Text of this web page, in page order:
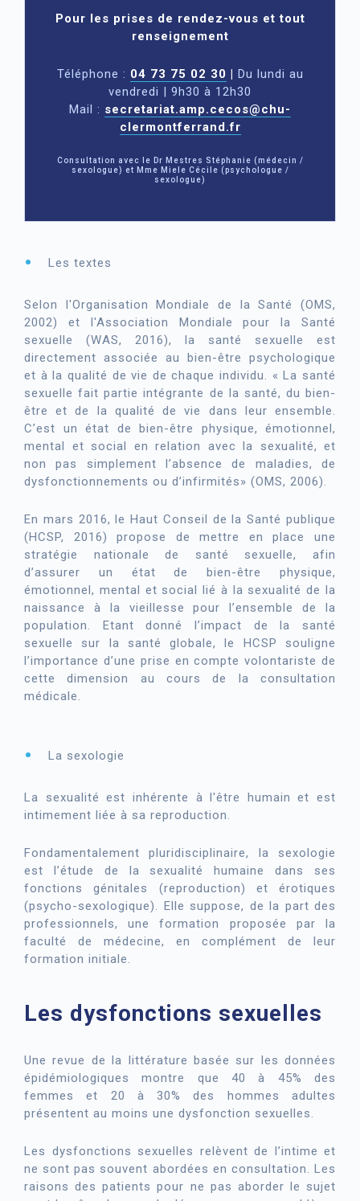
Pour les prises de rendez-vous et tout
renseignement
Téléphone : 04 73 75 02 30 | Du lundi au
vendredi | 9h30 à 12h30
Mail : secretariat.amp.cecos@chu-
clermontferrand.fr
Consultation avec le Dr Mestres Stéphanie (médecin /
sexologue) et Mme Miele Cécile (psychologue /
sexologue)
Les textes
Selon l'Organisation Mondiale de la Santé (OMS,
2002) et l'Association Mondiale pour la Santé
sexuelle (WAS, 2016), la santé sexuelle est
directement associée au bien-être psychologique
et à la qualité de vie de chaque individu. « La santé
sexuelle fait partie intégrante de la santé, du bien-
être et de la qualité de vie dans leur ensemble.
C’est un état de bien-être physique, émotionnel,
mental et social en relation avec la sexualité, et
non pas simplement l’absence de maladies, de
dysfonctionnements ou d’infirmités» (OMS, 2006).
En mars 2016, le Haut Conseil de la Santé publique
(HCSP, 2016) propose de mettre en place une
stratégie nationale de santé sexuelle, afin
d’assurer un état de bien-être physique,
émotionnel, mental et social lié à la sexualité de la
naissance à la vieillesse pour l’ensemble de la
population. Etant donné l’impact de la santé
sexuelle sur la santé globale, le HCSP souligne
l’importance d’une prise en compte volontariste de
cette dimension au cours de la consultation
médicale.
La sexologie
La sexualité est inhérente à l'être humain et est
intimement liée à sa reproduction.
Fondamentalement pluridisciplinaire, la sexologie
est l’étude de la sexualité humaine dans ses
fonctions génitales (reproduction) et érotiques
(psycho-sexologique). Elle suppose, de la part des
professionnels, une formation proposée par la
faculté de médecine, en complément de leur
formation initiale.
Les dysfonctions sexuelles
Une revue de la littérature basée sur les données
épidémiologiques montre que 40 à 45% des
femmes et 20 à 30% des hommes adultes
présentent au moins une dysfonction sexuelles.
Les dysfonctions sexuelles relèvent de l’intime et
ne sont pas souvent abordées en consultation. Les
raisons des patients pour ne pas aborder le sujet